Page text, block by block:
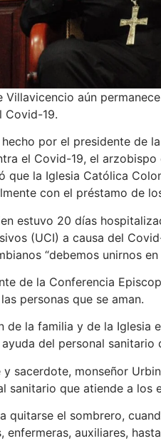
Villavicencio aún
Covid-19.
por el presidente de
el Covid-19, el
que la Iglesia Católica
con el préstamo de
estuvo 20 días
(UCI) a causa del
“debemos unirnos
de la Conferencia
personas que se aman.
de la familia y de la
del personal sanitario
sacerdote, monseñor
sanitario que atiende a los
quitarse el sombrero,
enfermeras, auxiliares,